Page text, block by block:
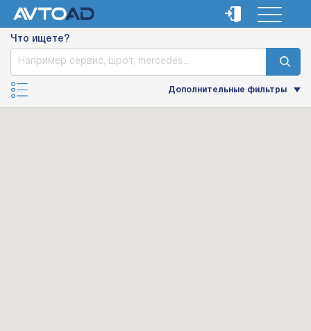
Что ищете?
Дополнительные фильтры